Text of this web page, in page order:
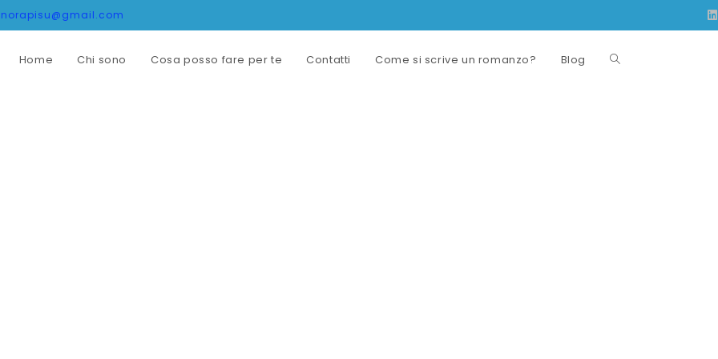
Home Chi sono Cosa posso fare per te Contatti Come si scrive un romanzo? Blog Attiva/disattiva